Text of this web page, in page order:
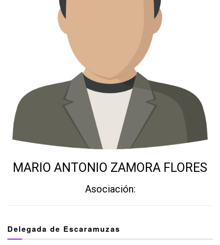
MARIO ANTONIO ZAMORA FLORES
Asociación:
Delegada de Escaramuzas